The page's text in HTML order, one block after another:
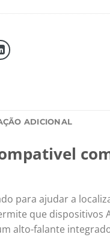
ADICIONAL
para ajudar a
que dispositivos
alto-falante